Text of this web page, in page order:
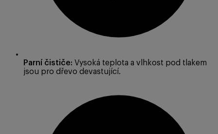
Parní čističe: Vysoká teplota a vlhkost pod tlakem
jsou pro dřevo devastující.